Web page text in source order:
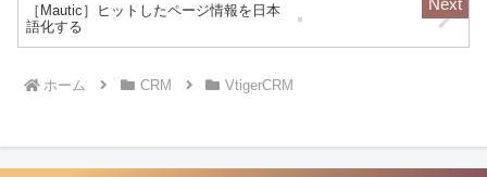
［Mautic］ヒットしたページ情報を日本
語化する
ホーム CRM VtigerCRM